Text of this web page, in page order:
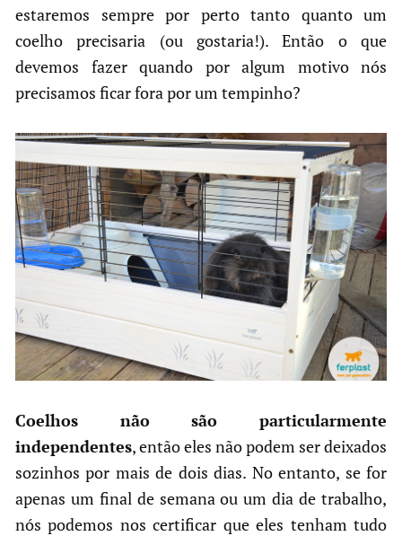
estaremos sempre por perto tanto quanto um
coelho precisaria (ou gostaria!). Então o que
devemos fazer quando por algum motivo nós
precisamos ficar fora por um tempinho?
Coelhos não são particularmente
independentes, então eles não podem ser deixados
sozinhos por mais de dois dias. No entanto, se for
apenas um final de semana ou um dia de trabalho,
nós podemos nos certificar que eles tenham tudo